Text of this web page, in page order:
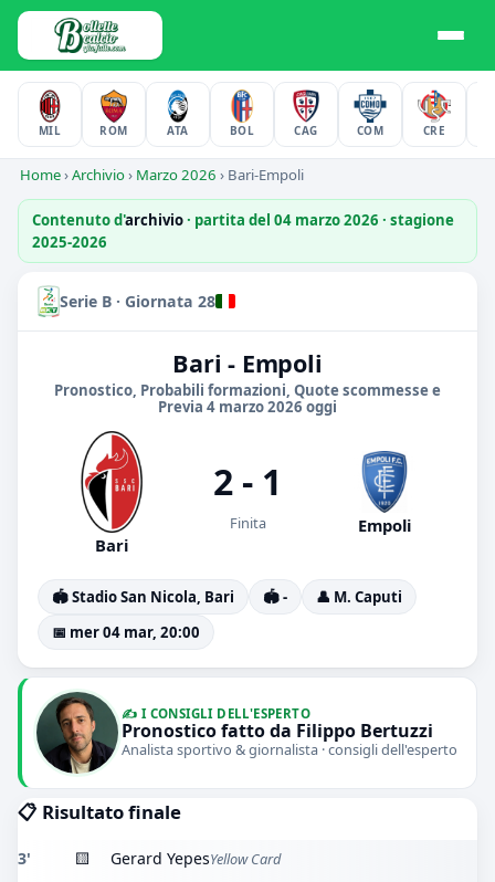
MIL ROM ATA BOL CAG COM CRE
Home›Archivio› Marzo 2026 › Bari-Empoli
Contenuto d'archivio· partita del 04 marzo 2026 · stagione
2025-2026
Serie B · Giornata 28
Bari - Empoli
Pronostico, Probabili formazioni, Quote scommesse e
Previa 4 marzo 2026 oggi
Bari
2 - 1
Finita Empoli
🏟️ Stadio San Nicola, Bari 🏟️ -
👤 M. Caputi
📅 mer 04 mar, 20:00
✍️ I CONSIGLI DELL'ESPERTO
Pronostico fatto da Filippo Bertuzzi
Analista sportivo & giornalista · consigli dell'esperto
📋 Risultato finale
3' 🟨 Gerard YepesYellow Card